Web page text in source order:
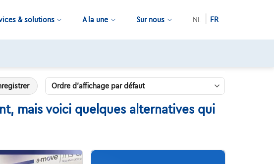
& solutions A la une Sur nous NL FR
mais voici quelques alternatives qui